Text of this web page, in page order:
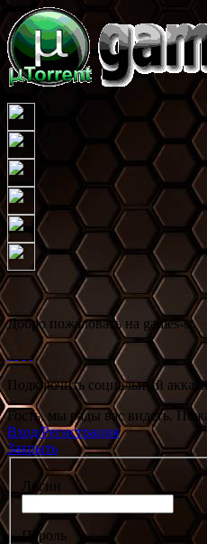
Добро пожаловать на games-st.
Подключить социальный
Гость, мы рады вас видеть.
Вход/Регистрация
Закрыть
Логин
Пароль